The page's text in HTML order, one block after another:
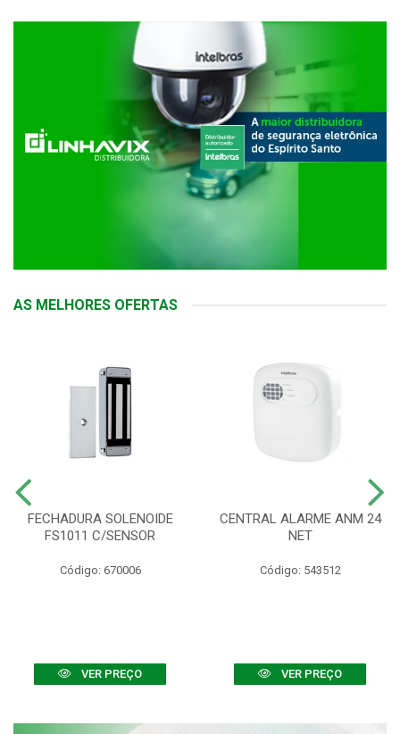
AS MELHORES OFERTAS
FECHADURA SOLENOIDE
FS1011 C/SENSOR
Código: 670006
VER PREÇO
CENTRAL ALARME ANM 24
NET
Código: 543512
VER PREÇO